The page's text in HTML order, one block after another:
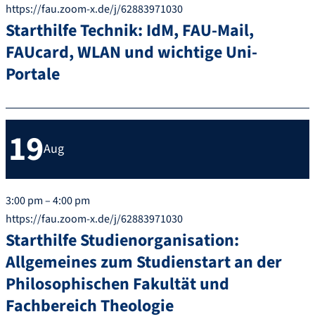
Starthilfe Technik: IdM, FAU-Mail,
FAUcard, WLAN und wichtige Uni-
Portale
https://fau.zoom-x.de/j/62883971030
19Aug
3:00 pm – 4:00 pm
Starthilfe Studienorganisation:
Allgemeines zum Studienstart an der
Philosophischen Fakultät und
Fachbereich Theologie
https://fau.zoom-x.de/j/62883971030